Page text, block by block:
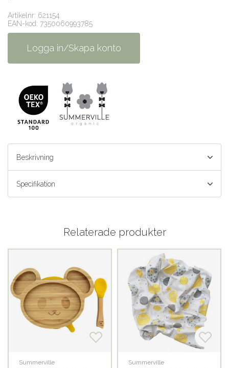
Artikelnr: 621154
EAN-kod: 7350060993785
Logga in/Skapa konto
Beskrivning
Specifikation
Relaterade produkter
Summerville Summerville